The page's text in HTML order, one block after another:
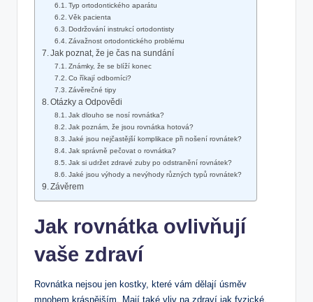
Typ ortodontického aparátu
Věk pacienta
Dodržování instrukcí ortodontisty
Závažnost ortodontického problému
Jak poznat, že je čas na sundání
Známky, že se blíží konec
Co říkají odborníci?
Závěrečné tipy
Otázky a Odpovědi
Jak dlouho se nosí rovnátka?
Jak poznám, že jsou rovnátka hotová?
Jaké jsou nejčastější komplikace při nošení rovnátek?
Jak správně pečovat o rovnátka?
Jak si udržet zdravé zuby po odstranění rovnátek?
Jaké jsou výhody a nevýhody různých typů rovnátek?
Závěrem
Jak rovnátka ovlivňují
vaše zdraví
Rovnátka nejsou jen kostky, které vám dělají úsměv
mnohem krásnějším. Mají také vliv na zdraví jak fyzické,